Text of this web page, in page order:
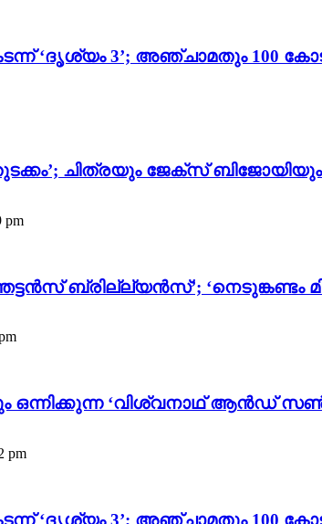
കടന്ന് ‘ദൃശ്യം 3’; അഞ്ചാമതും 100
ചിത്രയും ജേക്സ് ബിജോയിയും
pm
ബ്രില്ല്യൻസ്’; ‘നെടുങ്കണ്ടം
‘വിശ്വനാഥ് ആൻഡ് സൺസ്’;
pm
കടന്ന് ‘ദൃശ്യം 3’; അഞ്ചാമതും 100